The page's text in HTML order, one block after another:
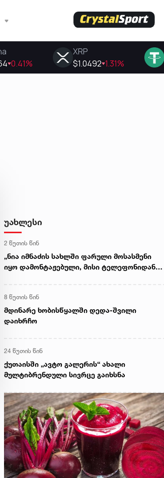
უახლესი
2 წუთის წინ
„ნია იმნაძის სახლში ფარული მოსასმენი
იყო დამონტაჟებული, მისი ტელეფონიდან
8 წუთის წინ
მდინარე ხობისწყალში დედა-შვილი
დაიხრჩო
24 წუთის წინ
ქუთაისში „ავტო გალერის“ ახალი
მულტიბრენდული სივრცე გაიხსნა